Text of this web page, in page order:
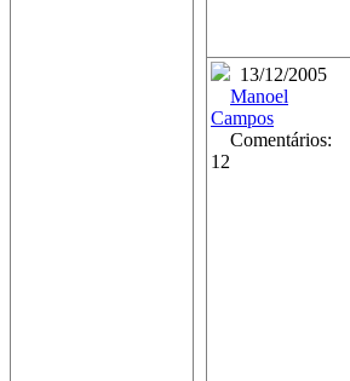
13/12/2005
Manoel
Campos
Comentários:
12